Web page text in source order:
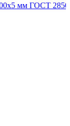
мм ГОСТ